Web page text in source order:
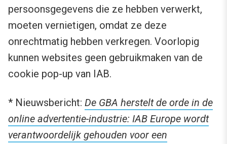
persoonsgegevens die ze hebben verwerkt,
moeten vernietigen, omdat ze deze
onrechtmatig hebben verkregen. Voorlopig
kunnen websites geen gebruikmaken van de
cookie pop-up van IAB.
* Nieuwsbericht: De GBA herstelt de orde in de
online advertentie-industrie: IAB Europe wordt
verantwoordelijk gehouden voor een